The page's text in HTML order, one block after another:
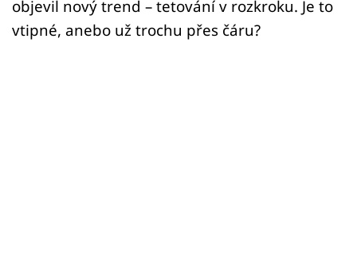
Virály
objevil nový trend – tetování v rozkroku. Je to
vtipné, anebo už trochu přes čáru?